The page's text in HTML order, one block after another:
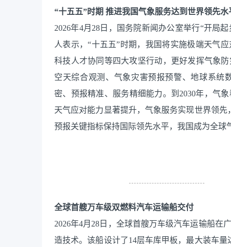
“十五五”时期 推进我国气象服务达到世界领先水
2026年4月28日，国务院新闻办公室举行“开局
人表示，“十五五”时期，我国将实施极端天气
科技人才协同等四大攻坚行动，更好发挥气象
空天综合观测、气象灾害预报预警、地球系统
密、预报精准、服务精细能力。到2030年，气
天气应对能力显著提升，气象服务实现世界领
预报关键指标保持国际领先水平，我国成为全球
全球首艘万车级双燃料汽车运输船交付
2026年4月28日，全球首艘万车级汽车运输船在
造技术。该船设计了14层车库甲板，最大装车